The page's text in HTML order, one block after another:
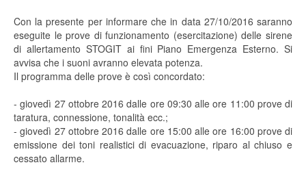
Con la presente per informare che in data 27/10/2016 saranno
eseguite le prove di funzionamento (esercitazione) delle sirene
di allertamento STOGIT ai fini Piano Emergenza Esterno. Si
avvisa che i suoni avranno elevata potenza.
Il programma delle prove è così concordato:
- giovedì 27 ottobre 2016 dalle ore 09:30 alle ore 11:00 prove di
taratura, connessione, tonalità ecc.;
- giovedì 27 ottobre 2016 dalle ore 15:00 alle ore 16:00 prove di
emissione dei toni realistici di evacuazione, riparo al chiuso e
cessato allarme.